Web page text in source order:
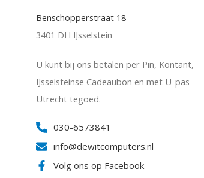
Benschopperstraat 18
3401 DH IJsselstein
U kunt bij ons betalen per Pin, Kontant,
IJsselsteinse Cadeaubon en met U-pas
Utrecht tegoed.
030-6573841
info@dewitcomputers.nl
Volg ons op Facebook